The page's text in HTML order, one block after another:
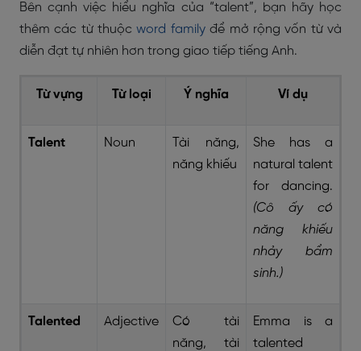
Bên cạnh việc hiểu nghĩa của “talent”, bạn hãy học
thêm các từ thuộcword familyđể mở rộng vốn từ và
diễn đạt tự nhiên hơn trong giao tiếp tiếng Anh.
Từ vựng Từ loại Ý nghĩa Ví dụ
Talent Noun
Tài năng,
năng khiếu
She has a
natural talent
for dancing.
(Cô ấy có
năng khiếu
nhảy bẩm
sinh.)
Talented Adjective
Có tài
năng, tài
Emma is a
talented